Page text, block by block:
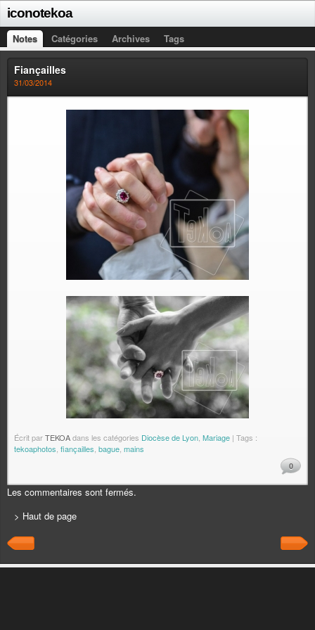
iconotekoa
Notes Catégories Archives Tags
Fiançailles
31/03/2014
Écrit parTEKOAdans les catégories Diocèse de Lyon, Mariage | Tags :
tekoaphotos, fiançailles, bague, mains
0
Les commentaires sont fermés.
> Haut de page